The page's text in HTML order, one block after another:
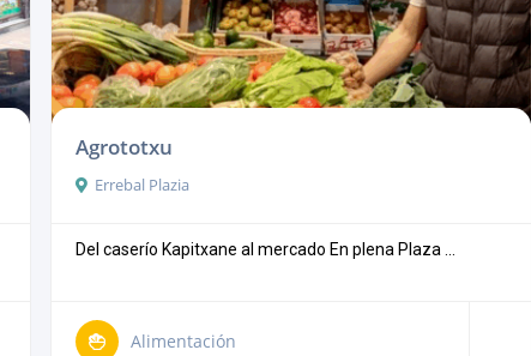
Agrototxu
Errebal Plazia
Del caserío Kapitxane al mercado En plena Plaza ...
Alimentación